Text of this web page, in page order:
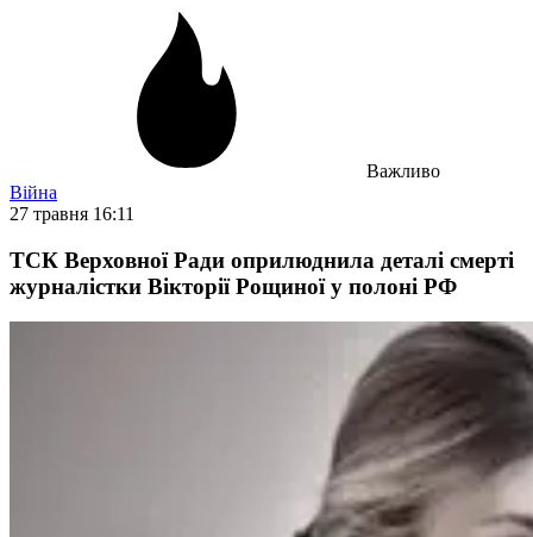
Важливо
Війна
27 травня 16:11
ТСК Верховної Ради оприлюднила деталі смерті
журналістки Вікторії Рощиної у полоні РФ